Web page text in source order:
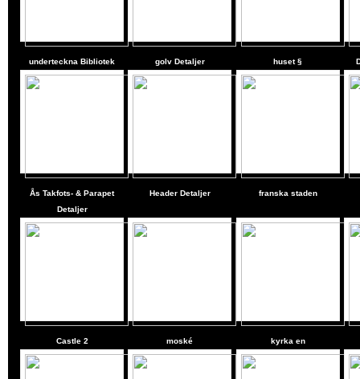
underteckna Bibliotek golv Detaljer huset §
Ås Takfots- & Parapet
Detaljer
Header Detaljer franska staden
Castle2 moské kyrka en